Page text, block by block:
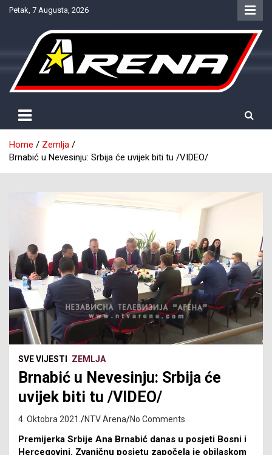
SkipPetak, 7 Augusta, 2026
NTV Arena
Home
Zemlja
Brnabić u Nevesinju: Srbija će uvijek biti tu /VIDEO/
SVE VIJESTI ZEMLJA
Brnabić u Nevesinju: Srbija će
uvijek biti tu /VIDEO/
4. Oktobra 2021. NTV Arena No Comments
Premijerka Srbije Ana Brnabić danas u posjeti Bosni i
Hercegovini. Zvaničnu posjetu započela je obilaskom